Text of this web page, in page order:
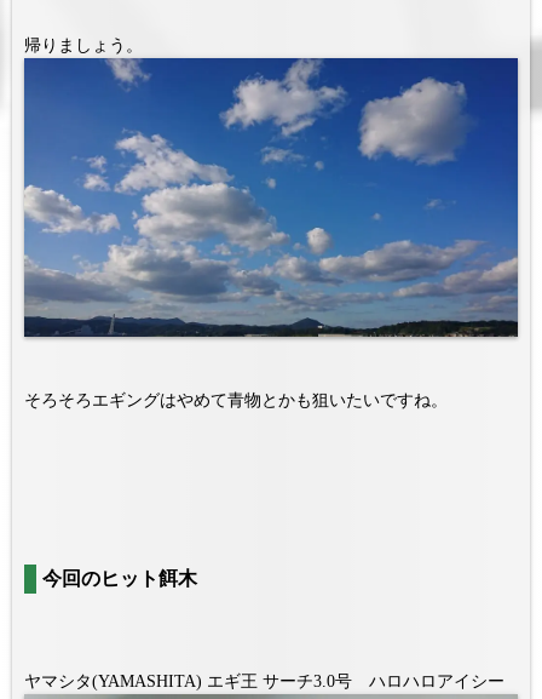
帰りましょう。
そろそろエギングはやめて青物とかも狙いたいですね。
今回のヒット餌木
ヤマシタ(YAMASHITA) エギ王 サーチ3.0号 ハロハロアイシー